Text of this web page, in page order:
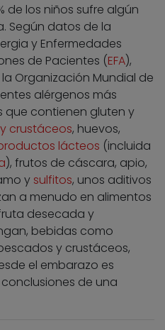
de los niños sufre algún
Según datos de la
y Enfermedades
de Pacientes (EFA),
Organización Mundial de
alérgenos más
que contienen gluten y
crustáceos, huevos,
lácteos (incluida
), frutos de cáscara, apio,
y sulfitos, unos aditivos
a menudo en alimentos
desecada y
bebidas como
y crustáceos,
el embarazo es
de una